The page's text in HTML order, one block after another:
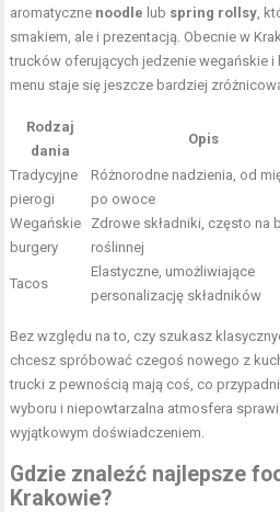
aromatyczne noodle lub spring rollsy ,
smakiem, ale i prezentacją. Obecnie w
trucków oferujących jedzenie wegańskie
menu staje się jeszcze bardziej
Rodzaj
dania
Opis
Tradycyjne
pierogi
Różnorodne nadzienia, od
po owoce
Wegańskie
burgery
Zdrowe składniki, często na
roślinnej
Tacos
Elastyczne, umożliwiające
personalizację składników
Bez względu na to, czy szukasz
chcesz spróbować czegoś nowego z
trucki z pewnością mają coś, co
wyboru i niepowtarzalna atmosfera
wyjątkowym doświadczeniem.
Gdzie znaleźć najlepsze
Krakowie?